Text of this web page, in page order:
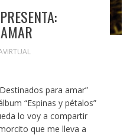
para amar”
“Espinas y pétalos”
lo voy a compartir
que me lleva a